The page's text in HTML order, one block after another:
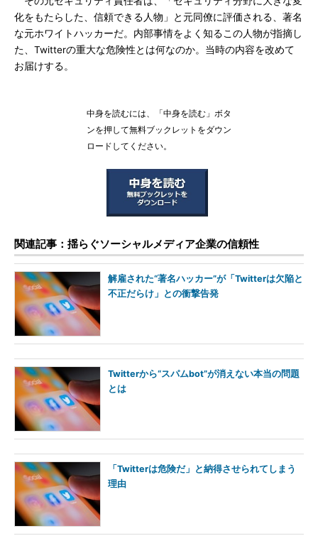
化をもたらした、信頼できる人物」と元同僚に評価される、著名
な元ホワイトハッカーだ。内部事情をよく知るこの人物が指摘し
た、Twitterの重大な危険性とは何なのか。当時の内容を改めて
お届けする。
中身を読むには、「中身を読む」ボタ
ンを押して無料ブックレットをダウン
ロードしてください。
関連記事：揺らぐソーシャルメディア企業の信頼性
解雇された“著名ハッカー”が「Twitterは欠陥と
不正だらけ」との衝撃告発
Twitterから“スパムbot”が消えない本当の問題
とは
「Twitterは危険だ」と納得させられてしまう
理由